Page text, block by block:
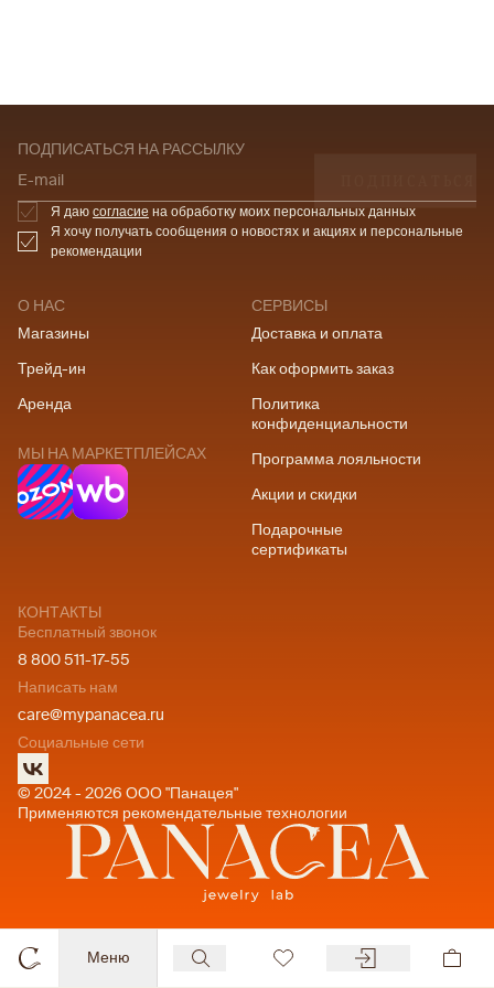
Меню
О НАС
Магазины
Трейд-ин
Аренда
МЫ НА МАРКЕТПЛЕЙСАХ
СЕРВИСЫ
Доставка и оплата
Как оформить заказ
Политика
конфиденциальности
Программа лояльности
Акции и скидки
Подарочные
сертификаты
КОНТАКТЫ
Бесплатный звонок
8 800 511-17-55
Написать нам
care@mypanacea.ru
Социальные сети
© 2024 - 2026 ООО "Панацея"
Применяются рекомендательные технологии
ПОДПИСАТЬСЯ НА РАССЫЛКУ
E-mail
Я даю согласие на обработку моих персональных данных
Я хочу получать сообщения о новостях и акциях и персональные
рекомендации